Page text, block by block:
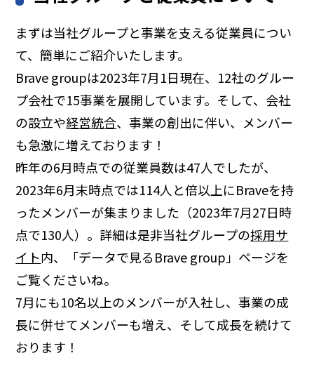
まずは当社グループと事業を支える従業員につい
て、簡単にご紹介いたします。
Brave groupは2023年7月1日現在、12社のグルー
プ会社で15事業を展開しています。そして、会社
の設立や経営統合、事業の創出に伴い、メンバー
も急激に増えております！
昨年の6月時点での従業員数は47人でしたが、
2023年6月末時点では114人と倍以上にBraveを持
ったメンバーが集まりました（2023年7月27日時
点で130人）。詳細は是非当社グループの採用サ
イト内、「データで見るBrave group」ページを
ご覧くださいね。
7月にも10名以上のメンバーが入社し、事業の成
長に併せてメンバーも増え、そして成長を続けて
おります！